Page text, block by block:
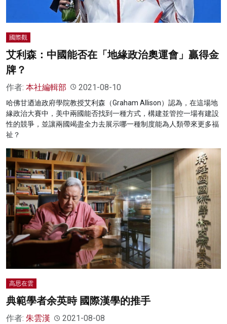
國際觀
艾利森：中國能否在「地緣政治奧運會」贏得金
牌？
作者: 本社編輯部 2021-08-10
哈佛甘迺迪政府學院教授艾利森（Graham Allison）認為，在這場地
緣政治大賽中，美中兩國能否找到一種方式，構建並管控一場有建設
性的競爭，並讓兩國竭盡全力去展示哪一種制度能為人類帶來更多福
祉？
高思在雲
典範學者余英時 國際漢學的推手
作者: 朱雲漢 2021-08-08